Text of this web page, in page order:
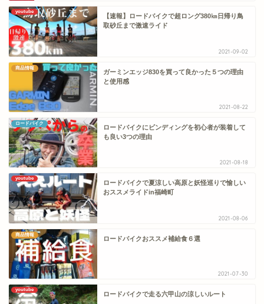
youtube
【速報】ロードバイクで超ロング380㎞日帰り鳥
取砂丘まで激速ライド
2021-09-02
商品情報
ガーミンエッジ830を買って良かった５つの理由
と使用感
2021-08-22
ロードバイク
ロードバイクにビンディングを初心者が装着して
も良い3つの理由
2021-08-18
youtube
ロードバイクで夏涼しい高原と妖怪巡りで愉しい
おススメライドin福崎町
2021-08-06
商品情報
ロードバイクおススメ補給食６選
2021-07-30
youtube
ロードバイクで走る六甲山の涼しいルート